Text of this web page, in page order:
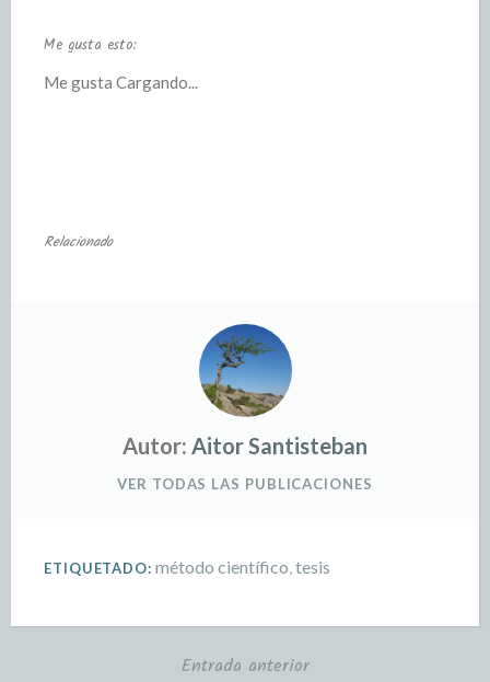
Me gusta esto:
Me gusta Cargando...
Relacionado
Autor: Aitor Santisteban
VER TODAS LAS PUBLICACIONES
ETIQUETADO: método científico,tesis
Entrada anterior